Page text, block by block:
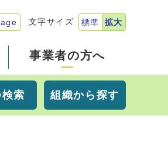
文字サイズ 標準 拡大
事業者の方へ
索 組織から探す